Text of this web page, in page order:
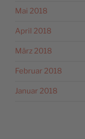
Mai 2018
April 2018
März 2018
Februar 2018
Januar 2018